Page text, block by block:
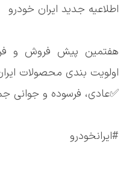
اطلاعیه جدید ایران خودرو
هفتمین پیش فروش و
اولویت بندی محصولات
✅عادی، فرسوده و جوانی
#ایرانخودرو